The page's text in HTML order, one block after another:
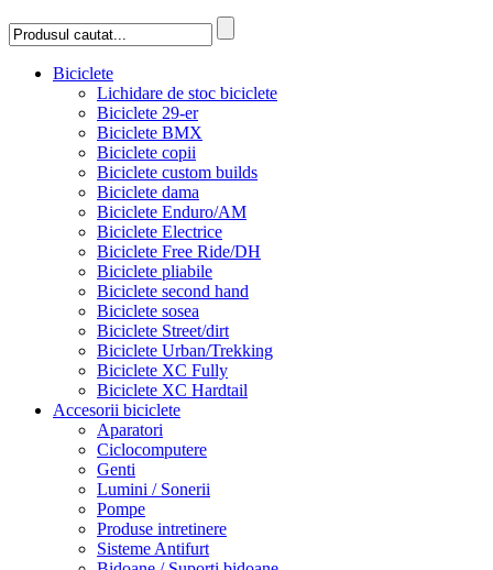
Biciclete
Lichidare de stoc biciclete
Biciclete 29-er
Biciclete BMX
Biciclete copii
Biciclete custom builds
Biciclete dama
Biciclete Enduro/AM
Biciclete Electrice
Biciclete Free Ride/DH
Biciclete pliabile
Biciclete second hand
Biciclete sosea
Biciclete Street/dirt
Biciclete Urban/Trekking
Biciclete XC Fully
Biciclete XC Hardtail
Accesorii biciclete
Aparatori
Ciclocomputere
Genti
Lumini / Sonerii
Pompe
Produse intretinere
Sisteme Antifurt